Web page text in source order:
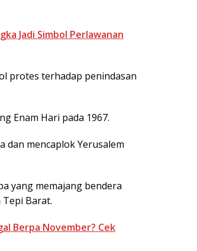
Jadi Simbol Perlawanan
protes terhadap penindasan
Enam Hari pada 1967.
dan mencaplok Yerusalem
yang memajang bendera
Tepi Barat.
Berpa November? Cek